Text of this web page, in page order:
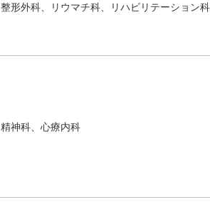
整形外科、リウマチ科、リハビリテーション科
精神科、心療内科